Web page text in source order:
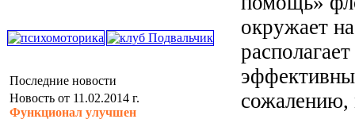
Последние новости
Новость от 11.02.2014 г.
Функционал улучшен
окружает
сожалению,